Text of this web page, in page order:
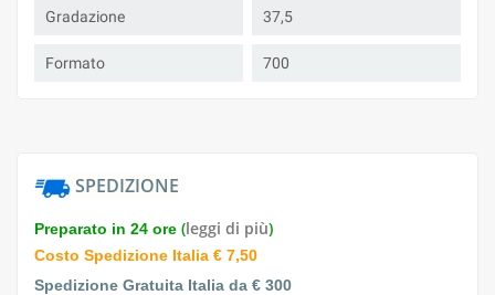
Gradazione 37,5
Formato 700
SPEDIZIONE
Preparato in 24 ore (leggi di più)
Costo Spedizione Italia € 7,50
Spedizione Gratuita Italia da € 300